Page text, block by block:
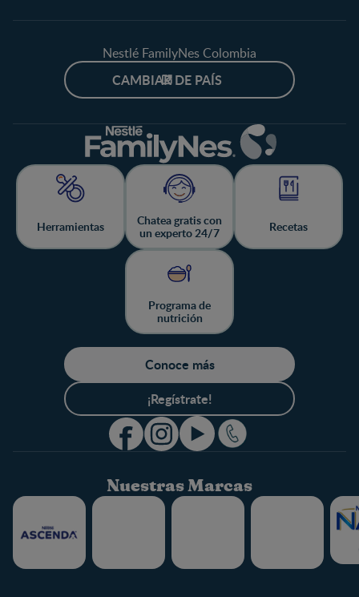
Nestlé FamilyNes Colombia
CAMBIAR DE PAÍS
Herramientas
Chatea gratis con
un experto 24/7
Recetas
Programa de
nutrición
Conoce más
¡Regístrate!
Nuestras Marcas